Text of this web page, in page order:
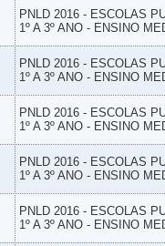
PNLD 2016 - ESCOLAS
1º A 3º ANO - ENSINO
PNLD 2016 - ESCOLAS
1º A 3º ANO - ENSINO
PNLD 2016 - ESCOLAS
1º A 3º ANO - ENSINO
PNLD 2016 - ESCOLAS
1º A 3º ANO - ENSINO
PNLD 2016 - ESCOLAS
1º A 3º ANO - ENSINO